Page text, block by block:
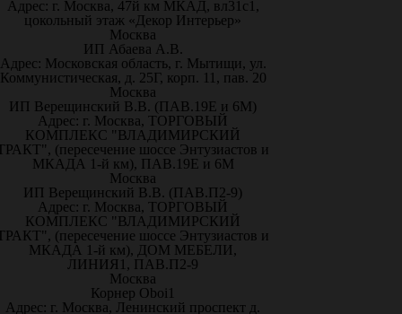
Адрес: г. Москва, 47й км МКАД, вл31с1,
цокольный этаж «Декор Интерьер»
Москва
ИП Абаева А.В.
Адрес: Московская область, г. Мытищи, ул.
Коммунистическая, д. 25Г, корп. 11, пав. 20
Москва
ИП Верещинский В.В. (ПАВ.19Е и 6М)
Адрес: г. Москва, ТОРГОВЫЙ
КОМПЛЕКС "ВЛАДИМИРСКИЙ
(пересечение шоссе Энтузиастов и
МКАДА 1-й км), ПАВ.19Е и 6М
Москва
ИП Верещинский В.В. (ПАВ.П2-9)
Адрес: г. Москва, ТОРГОВЫЙ
КОМПЛЕКС "ВЛАДИМИРСКИЙ
(пересечение шоссе Энтузиастов и
МКАДА 1-й км), ДОМ МЕБЕЛИ,
ЛИНИЯ1, ПАВ.П2-9
Москва
Корнер Oboi1
Адрес: г. Москва, Ленинский проспект д.